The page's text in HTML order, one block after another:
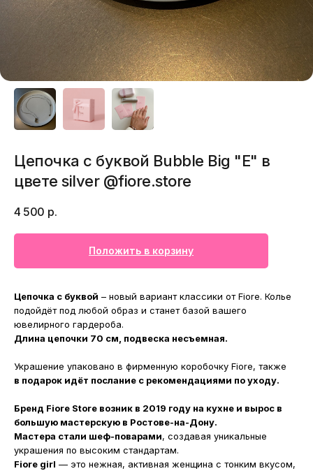
Цепочка с буквой Bubble Big "E" в
цвете silver @fiore.store
4 500 р.
Положить в корзину
Цепочка с буквой – новый вариант классики от Fiore. Колье
подойдёт под любой образ и станет базой вашего
ювелирного гардероба.
Длина цепочки 70 см, подвеска несъемная.
Украшение упаковано в фирменную коробочку Fiore, также
в подарок идёт послание с рекомендациями по уходу.
Бренд Fiore Store возник в 2019 году на кухне и вырос в
большую мастерскую в Ростове-на-Дону.
Мастера стали шеф-поварами, создавая уникальные
украшения по высоким стандартам.
Fiore girl — это нежная, активная женщина с тонким вкусом,